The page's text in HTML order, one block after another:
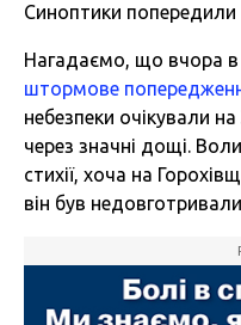
Синоптики попередили
Нагадаємо, що вчора в
штормове
небезпеки очікували
через значні дощі.
стихії, хоча на
він був